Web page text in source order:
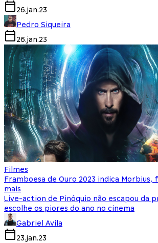
26.jan.23
Pedro Siqueira
26.jan.23
Filmes
Framboesa de Ouro 2023 indica Morbius,
mais
Live-action de Pinóquio não escapou da
escolhe os piores do ano no cinema
Gabriel Avila
23.jan.23